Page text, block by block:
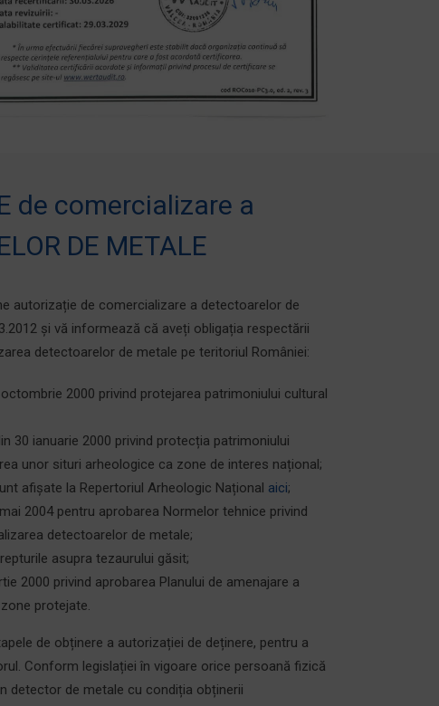
de comercializare a
DE METALE
autorizație de comercializare a detectoarelor de
și vă informează că aveți obligația respectării
detectoarelor de metale pe teritoriul României:
octombrie 2000 privind protejarea patrimoniului cultural
30 ianuarie 2000 privind protecția patrimoniului
unor situri arheologice ca zone de interes național;
afișate la Repertoriul Arheologic Național aici;
2004 pentru aprobarea Normelor tehnice privind
detectoarelor de metale;
asupra tezaurului găsit;
2000 privind aprobarea Planului de amenajare a
protejate.
de obținere a autorizației de deținere, pentru a
Conform legislației în vigoare orice persoană fizică
detector de metale cu condiția obținerii